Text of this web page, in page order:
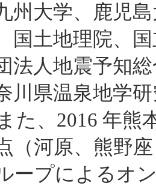
州大学、鹿児
国土地理院、
法人地震予知
川県温泉地学
た、2016 年熊
（河原、熊野
ープによるオ